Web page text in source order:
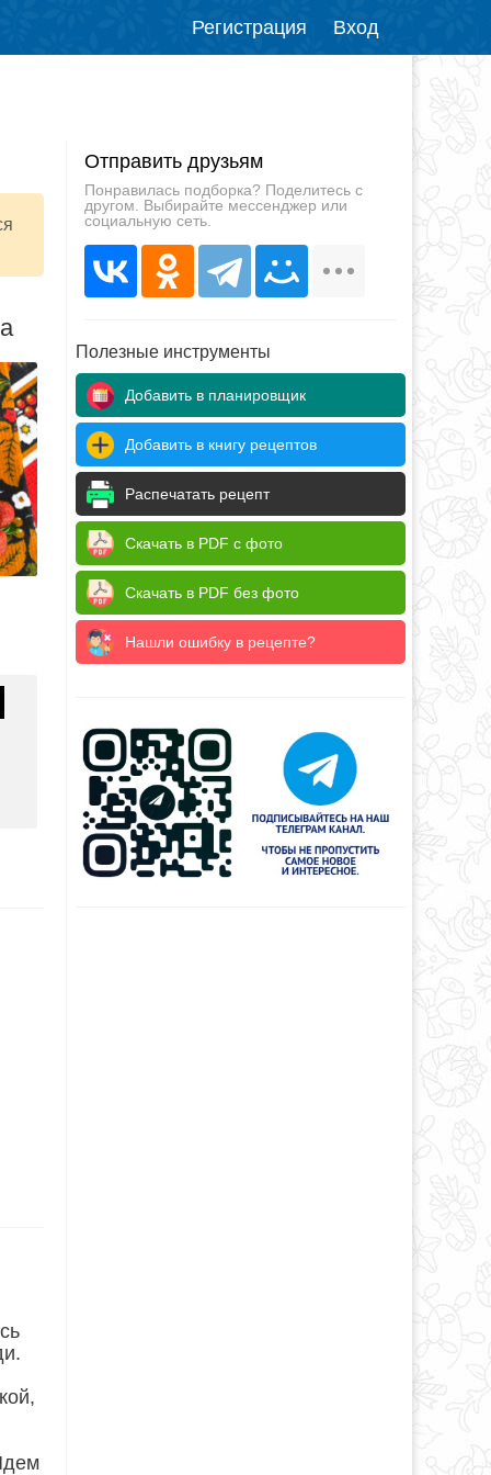
Регистрация Вход
Отправить друзьям
Понравилась подборка? Поделитесь с
другом. Выбирайте мессенджер или
социальную сеть.
Полезные инструменты
Добавить в планировщик
Добавить в книгу рецептов
Распечатать рецепт
Скачать в PDF с фото
Скачать в PDF без фото
Нашли ошибку в рецепте?